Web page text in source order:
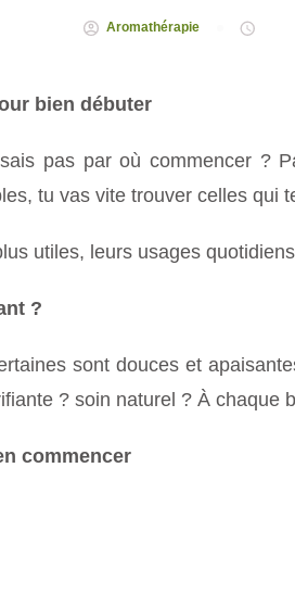
Aromathérapie
bien débuter
pas par où commencer ?
tu vas vite trouver celles qui
utiles, leurs usages
?
sont douces et
? soin naturel ? À chaque
commencer